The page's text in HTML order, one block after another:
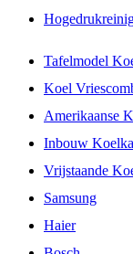
Tafelmodel
Koel
Amerikaanse
Inbouw
Vrijstaande
Samsung
Haier